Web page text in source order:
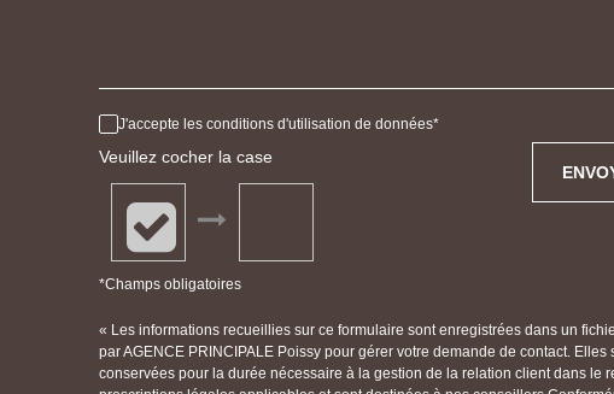
J'accepte les conditions d'utilisation de données
Veuillez cocher la case
*Champs obligatoires
« Les informations recueillies sur ce formulaire sont enregistrées dans un
par AGENCE PRINCIPALE Poissy pour gérer votre demande de contact. Elles
conservées pour la durée nécessaire à la gestion de la relation client dans le